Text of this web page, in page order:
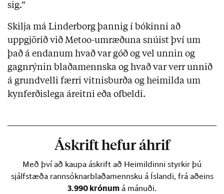
sig.“
Skilja má Linderborg þannig í bókinni að
uppgjörið við Metoo-umræðuna snúist því um
það á endanum hvað var góð og vel unnin og
gagnrýnin blaðamennska og hvað var verr unnið
á grundvelli færri vitnisburða og heimilda um
kynferðislega áreitni eða ofbeldi.
Áskrift hefur áhrif
Með því að kaupa áskrift að Heimildinni styrkir þú
sjálfstæða rannsóknarblaðamennsku á Íslandi, frá aðeins
3.990 krónum á mánuði.